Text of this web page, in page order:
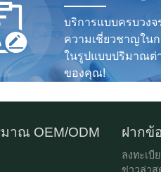
บริการแบบครบวง
ความเชี่ยวชาญใน
ในรูปแบบปริมาณต่
ของคุณ!
าณ OEM/ODM ฝากข้
ลงทะเบี